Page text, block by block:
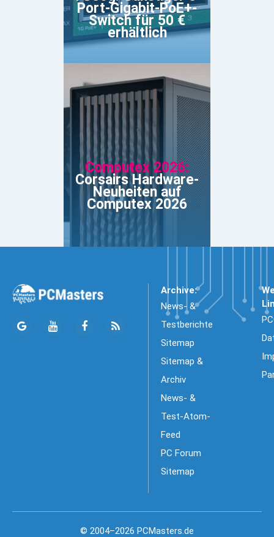
Port-Gigabit-PoE+-
Switch für 50 €
erhältlich
Computex 2026:
Corsairs Hardware-
Neuheiten auf
Computex 2026
Archive:
News- &
Testberichte
Sitemap
Sitemap &
Archiv
News- &
Test-Atom-
Feed
PC Forum
Sitemap
© 2004–2026 PCMasters.de